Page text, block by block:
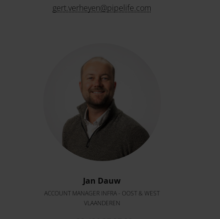
gert.verheyen@pipelife.com
Jan Dauw
ACCOUNT MANAGER INFRA - OOST & WEST
VLAANDEREN